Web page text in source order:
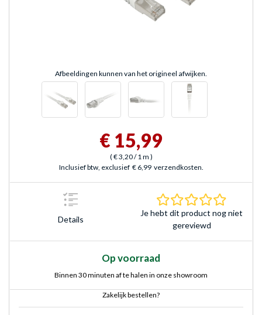
Afbeeldingen kunnen van het origineel afwijken.
€ 15,99
(€ 3,20/ 1 m )
Inclusief btw, exclusief € 6,99 verzendkosten.
Details
Je hebt dit product nog niet
gereviewd
Op voorraad
Binnen 30 minuten af te halen in onze showroom
Zakelijk bestellen?